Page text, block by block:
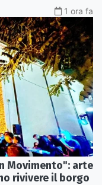
1 ora fa
Movimento": arte
rivivere il borgo